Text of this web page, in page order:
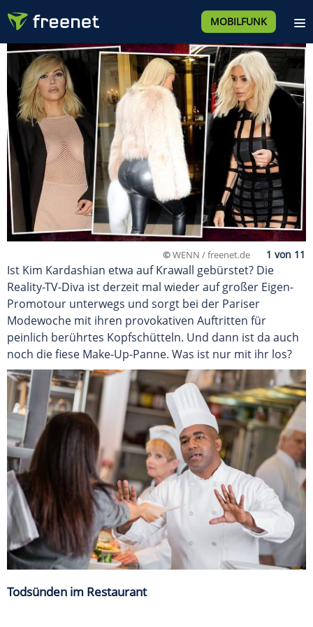
MOBILFUNK
©WENN / freenet.de
Ist Kim Kardashian etwa auf Krawall gebürstet? Die
Reality-TV-Diva ist derzeit mal wieder auf großer Eigen-
Promotour unterwegs und sorgt bei der Pariser
Modewoche mit ihren provokativen Auftritten für
peinlich berührtes Kopfschütteln. Und dann ist da auch
noch die fiese Make-Up-Panne. Was ist nur mit ihr los?
Todsünden im Restaurant